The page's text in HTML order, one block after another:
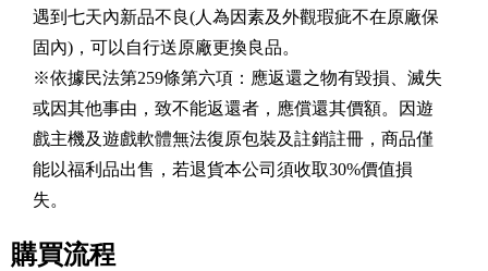
遇到七天內新品不良(人為因素及外觀瑕疵不在原廠保
固內)，可以自行送原廠更換良品。
※依據民法第259條第六項：應返還之物有毀損、滅失
或因其他事由，致不能返還者，應償還其價額。因遊
戲主機及遊戲軟體無法復原包裝及註銷註冊，商品僅
能以福利品出售，若退貨本公司須收取30%價值損
失。
購買流程